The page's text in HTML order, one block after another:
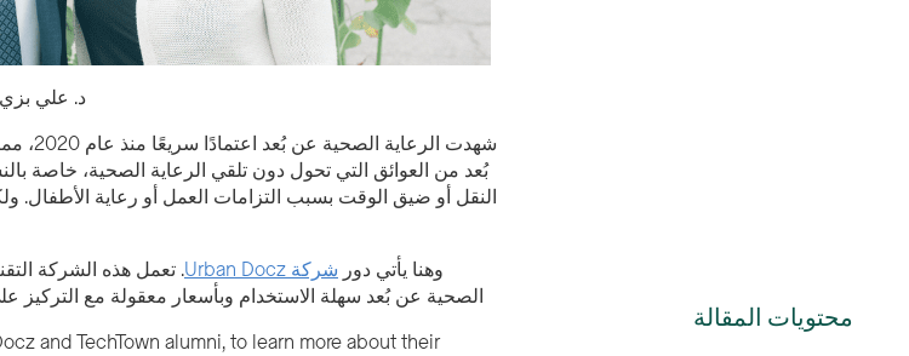
محتويات المقالة
د. علي
شهدت
بُعد من العوائق التي تحول دون تلقي الرعاية الصحية، خاصة
النقل أو ضيق الوقت بسبب التزامات العمل أو رعاية الأطفال.
وهنا يأتي دور شركة Urban Docz
. تعمل هذه الشركة
الصحية عن بُعد سهلة الاستخدام وبأسعار معقولة مع التركيز
and TechTown alumni, to learn more about their